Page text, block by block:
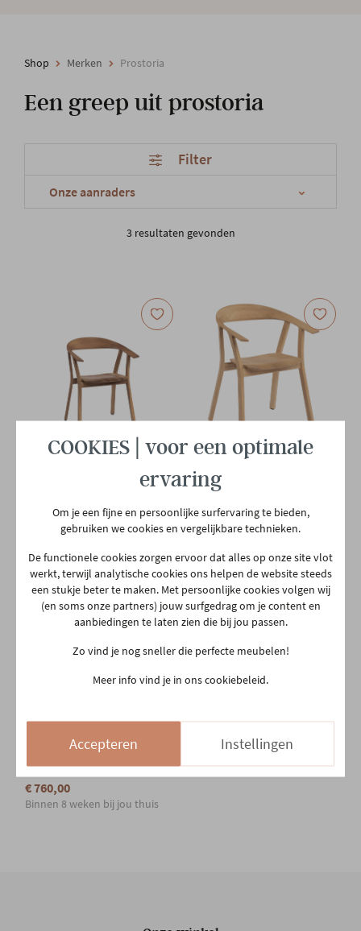
Shop Merken Prostoria
Een greep uit prostoria
Filter
3 resultaten gevonden
STOCKVERKOOP
Design armstoel Rhomb -
€ 699,00 € 860,00
In voorraad
STOCKVERKOOP
PROSTORIA
Design armstoel Rhomb -
€ 699,00 € 760,00
In voorraad
Design armstoel Rhomb -
zwart eiken
€ 760,00
Binnen 8 weken bij jou thuis
COOKIES | voor een optimale
ervaring
Om je een fijne en persoonlijke surfervaring te bieden,
gebruiken we cookies en vergelijkbare technieken.
De functionele cookies zorgen ervoor dat alles op onze site vlot
werkt, terwijl analytische cookies ons helpen de website steeds
een stukje beter te maken. Met persoonlijke cookies volgen wij
(en soms onze partners) jouw surfgedrag om je content en
aanbiedingen te laten zien die bij jou passen.
Zo vind je nog sneller die perfecte meubelen!
Meer info vind je in ons cookiebeleid.
Accepteren Instellingen